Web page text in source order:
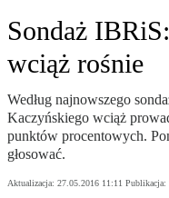
Sondaż
wciąż rośnie
Według najnowszego
Kaczyńskiego wciąż
punktów procentowych.
głosować.
Aktualizacja: 27.05.2016 11:11 Publikacja: